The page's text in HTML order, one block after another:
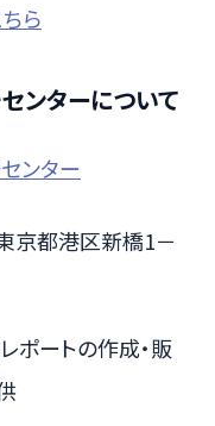
ら
ンターについて
ンター
京都港区新橋1－
ポートの作成・販